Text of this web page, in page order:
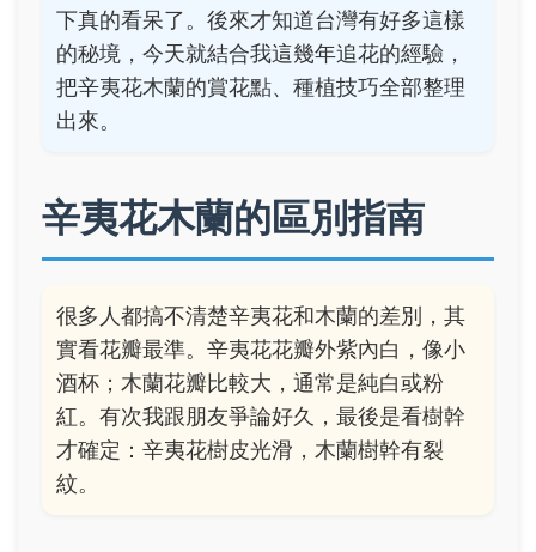
下真的看呆了。後來才知道台灣有好多這樣
的秘境，今天就結合我這幾年追花的經驗，
把辛夷花木蘭的賞花點、種植技巧全部整理
出來。
辛夷花木蘭的區別指南
很多人都搞不清楚辛夷花和木蘭的差別，其
實看花瓣最準。辛夷花花瓣外紫內白，像小
酒杯；木蘭花瓣比較大，通常是純白或粉
紅。有次我跟朋友爭論好久，最後是看樹幹
才確定：辛夷花樹皮光滑，木蘭樹幹有裂
紋。